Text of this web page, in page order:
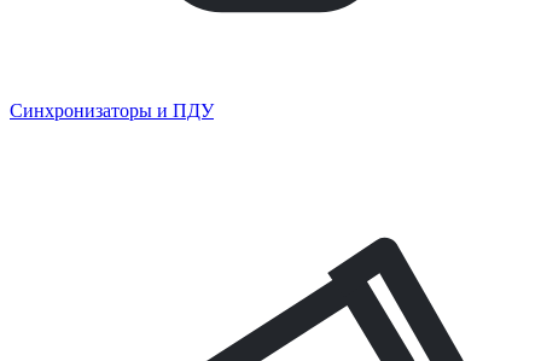
Синхронизаторы и ПДУ